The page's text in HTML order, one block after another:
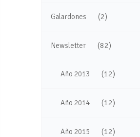
Galardones (2)
Newsletter (82)
Año 2013 (12)
Año 2014 (12)
Año 2015 (12)